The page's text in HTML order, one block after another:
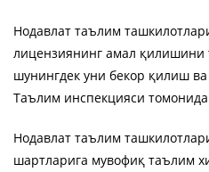
Нодавлат таълим
лицензиянинг амал қилишини
шунингдек уни бекор қилиш
Таълим инспекцияси
Нодавлат таълим
шартларига мувофиқ таълим